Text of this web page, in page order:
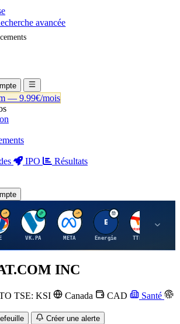
avancée
— 9.99€/mois
IPO
Résultats
V
VK.PA
M
META
E
Energie
T
TTE.PA
INC
TSE: KSI Canada CAD
Santé
Créer une alerte